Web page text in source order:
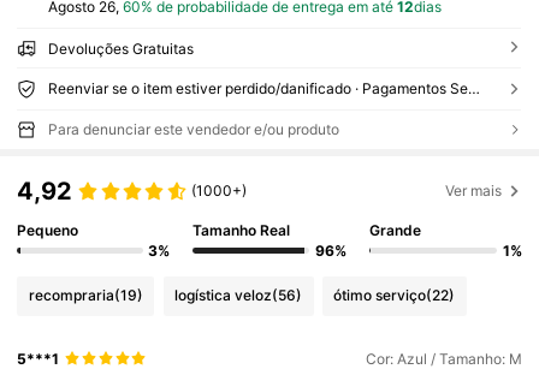
Agosto 26, 60% de probabilidade de entrega em até 12dias
Devoluções Gratuitas
Reenviar se o item estiver perdido/danificado · Pagamentos Seguros · Proteção de privacidade
Para denunciar este vendedor e/ou produto
4,92 (1000+) Ver mais
Pequeno
3%
Tamanho Real
96%
Grande
1%
recompraria(19) logística veloz(56) ótimo serviço(22)
5***1 Cor: Azul / Tamanho: M